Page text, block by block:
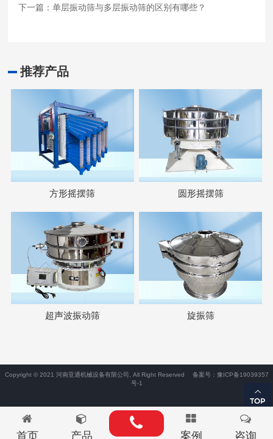
下一篇：单层振动筛与多层振动筛的区别有哪些？
推荐产品
方形摇摆筛 圆形摇摆筛
超声波振动筛 旋振筛
Copyright © 2021 河南亚通机械设备有限公司, All Right Reserved
备案号：豫ICP备19039357
号-1
首页 产品 案例 咨询